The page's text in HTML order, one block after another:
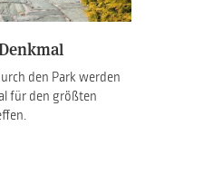
den Park werden
für den größten